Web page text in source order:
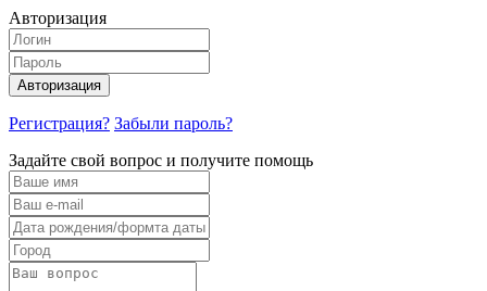
Авторизация
Авторизация
Регистрация? Забыли пароль?
Задайте свой вопрос и получите помощь